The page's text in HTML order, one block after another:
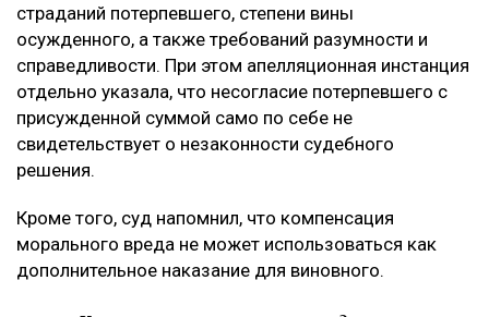
страданий потерпевшего, степени вины
осужденного, а также требований разумности и
справедливости. При этом апелляционная инстанция
отдельно указала, что несогласие потерпевшего с
присужденной суммой само по себе не
свидетельствует о незаконности судебного
решения.
Кроме того, суд напомнил, что компенсация
морального вреда не может использоваться как
дополнительное наказание для виновного.